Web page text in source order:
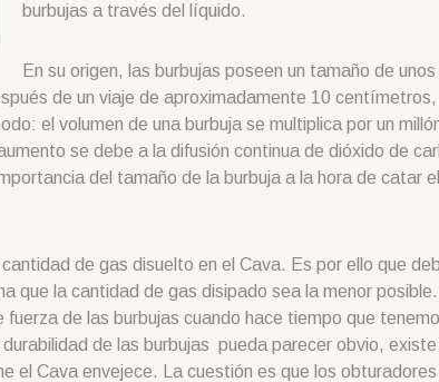
burbujas a través del líquido.
En su origen, las burbujas poseen un tamaño de
de un viaje de aproximadamente 10 centímetros,
el volumen de una burbuja se multiplica por un
se debe a la difusión continua de dióxido de
del tamaño de la burbuja a la hora de catar
de gas disuelto en el Cava. Es por ello que
que la cantidad de gas disipado sea la menor
de las burbujas cuando hace tiempo que
de las burbujas pueda parecer obvio, existe
el Cava envejece. La cuestión es que los obturadores